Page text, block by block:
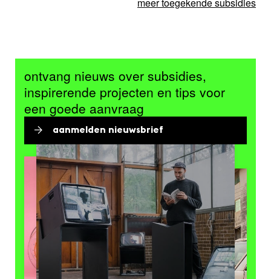
ontvang nieuws over subsidies,
inspirerende projecten en tips voor
een goede aanvraag
aanmelden nieuwsbrief